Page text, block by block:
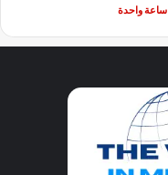
ساعة واحدة